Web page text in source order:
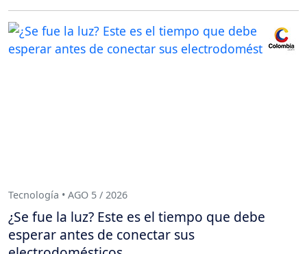
Tecnología • AGO 5 / 2026
¿Se fue la luz? Este es el tiempo que debe
esperar antes de conectar sus